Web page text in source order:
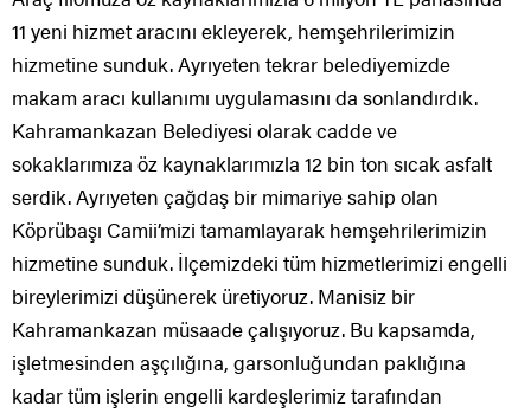
11 yeni hizmet aracını ekleyerek, hemşehrilerimizin
hizmetine sunduk. Ayrıyeten tekrar belediyemizde
makam aracı kullanımı uygulamasını da sonlandırdık.
Kahramankazan Belediyesi olarak cadde ve
sokaklarımıza öz kaynaklarımızla 12 bin ton sıcak asfalt
serdik. Ayrıyeten çağdaş bir mimariye sahip olan
Köprübaşı Camii’mizi tamamlayarak hemşehrilerimizin
hizmetine sunduk. İlçemizdeki tüm hizmetlerimizi engelli
bireylerimizi düşünerek üretiyoruz. Manisiz bir
Kahramankazan müsaade çalışıyoruz. Bu kapsamda,
işletmesinden aşçılığına, garsonluğundan paklığına
kadar tüm işlerin engelli kardeşlerimiz tarafından